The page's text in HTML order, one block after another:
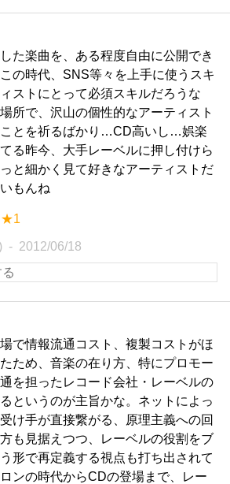
た楽曲を、ある程度自由に公開でき
の時代、SNS等々を上手に使うスキ
ストにとって必須スキルだろうな
所で、沢山の個性的なアーティスト
とを祈るばかり…CD高いし…娯楽
る昨今、大手レーベルに押し付けら
と細かく見て好きなアーティストだ
もんね
★1
2012/06/18
で情報流通コスト、複製コストがほ
ため、音楽の在り方、特にプロモー
を担ったレコード会社・レーベルの
というのが主旨かな。ネットによっ
け手が直接繋がる、原理主義への回
も見据えつつ、レーベルの役割をブ
形で再定義する視点も打ち出されて
ンの時代からCDの登場まで、レー